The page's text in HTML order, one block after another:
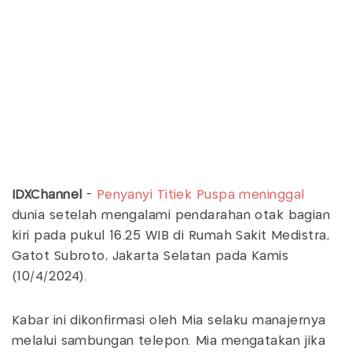
IDXChannel - Penyanyi Titiek Puspa meninggal
dunia setelah mengalami pendarahan otak bagian
kiri pada pukul 16.25 WIB di Rumah Sakit Medistra,
Gatot Subroto, Jakarta Selatan pada Kamis
(10/4/2024).
Kabar ini dikonfirmasi oleh Mia selaku manajernya
melalui sambungan telepon. Mia mengatakan jika